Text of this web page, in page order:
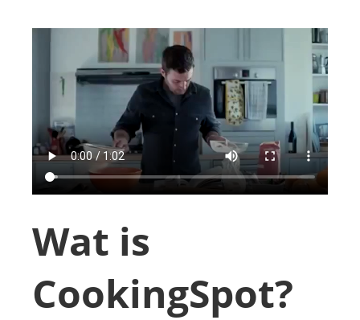
Wat is
CookingSpot?